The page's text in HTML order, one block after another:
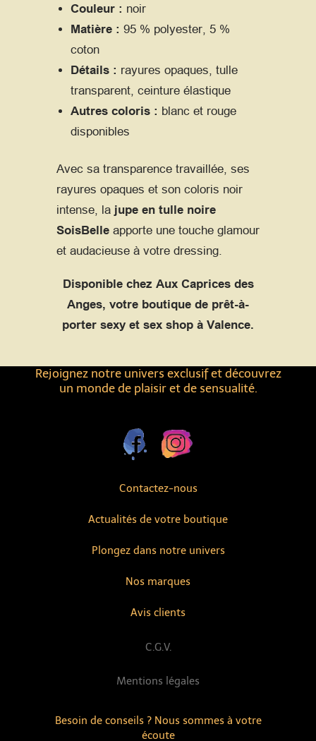
Contactez-nous
Actualités de votre boutique
Avis clients
Nos marques
Rejoignez notre univers exclusif et découvrez
un monde de plaisir et de sensualité.
Besoin de conseils ? Nous sommes à votre
écoute
Plongez dans notre univers
Mentions légales
C.G.V.
Couleur : noir
Matière : 95 % polyester, 5 %
coton
Détails : rayures opaques, tulle
transparent, ceinture élastique
Autres coloris : blanc et rouge
disponibles
Avec sa transparence travaillée, ses
rayures opaques et son coloris noir
intense, la jupe en tulle noire
SoisBelle apporte une touche glamour
et audacieuse à votre dressing.
Disponible chez Aux Caprices des
Anges, votre boutique de prêt-à-
porter sexy et sex shop à Valence.